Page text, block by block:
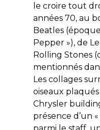
le croire tout
années 70, au
Beatles
Pepper »), de
Rolling Stones
mentionnés
Les collages
oiseaux
Chrysler
présence d’un